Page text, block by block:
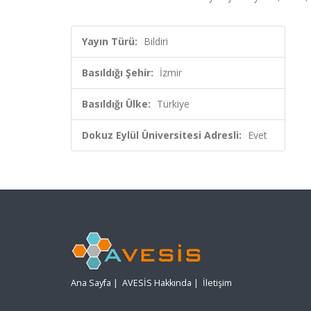
Yayın Türü: Bildiri
Basıldığı Şehir: İzmir
Basıldığı Ülke: Türkiye
Dokuz Eylül Üniversitesi Adresli: Evet
Ana Sayfa | AVESİS Hakkında | İletişim